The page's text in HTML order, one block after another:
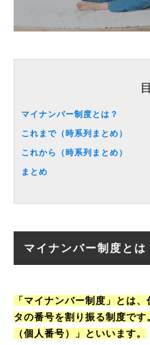
マイナンバー制度とは？
これまで（時系列まとめ）
これから（時系列まとめ）
まとめ
マイナンバー制度とは
「マイナンバー制度」とは
タの番号を割り振る制度で
（個人番号）」といいます。